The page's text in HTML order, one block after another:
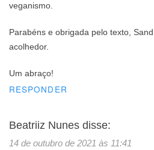
veganismo.
Parabéns e obrigada pelo texto,
acolhedor.
Um abraço!
RESPONDER
Beatriiz Nunes disse:
14 de outubro de 2021 às 11:41